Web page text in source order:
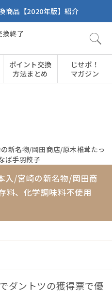
商品【2020年版】紹介
ポイント交換
方法まとめ
じせポ！
マガジン
新名物/岡田商店/原木椎茸たっ
ば手羽餃子
入/宮崎の新名物/岡田商
料、化学調味料不使用
ダントツの獲得票で優